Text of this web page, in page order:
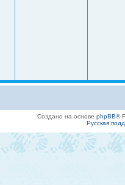
Создано на основе phpBB®
Русская